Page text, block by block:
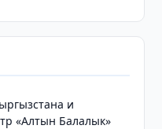
и
«Алтын Балалык»